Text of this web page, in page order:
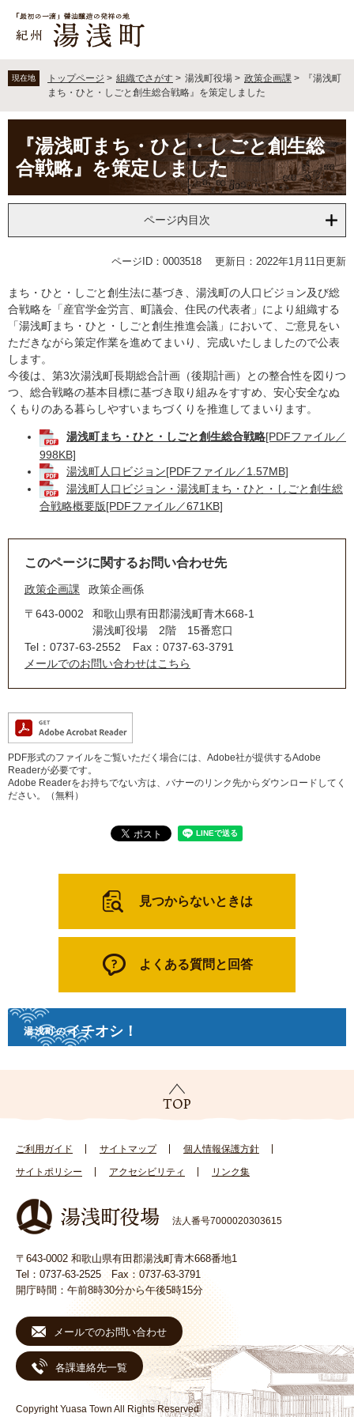
の
先
ー
を現在地 トップページ > 組織でさがす > 湯浅町役場 > 政策企画課 >
『湯浅町
まち・ひと・しごと創生総合戦略』を策定しました
『湯浅町まち・ひと・しごと創生総
合戦略』を策定しました
ページ内目次
ページID：0003518 更新日：2022年1月11日更新
まち・ひと・しごと創生法に基づき、湯浅町の人口ビジョン及び総
合戦略を「産官学金労言、町議会、住民の代表者」により組織する
「湯浅町まち・ひと・しごと創生推進会議」において、ご意見をい
ただきながら策定作業を進めてまいり、完成いたしましたので公表
します。
今後は、第3次湯浅町長期総合計画（後期計画）との整合性を図りつ
つ、総合戦略の基本目標に基づき取り組みをすすめ、安心安全なぬ
くもりのある暮らしやすいまちづくりを推進してまいります。
湯浅町まち・ひと・しごと創生総合戦略[PDFファイル／
998KB]
湯浅町人口ビジョン[PDFファイル／1.57MB]
湯浅町人口ビジョン・湯浅町まち・ひと・しごと創生総
合戦略概要版[PDFファイル／671KB]
このページに関するお問い合わせ先
政策企画課
政策企画係
〒643-0002
和歌山県有田郡湯浅町青木668-1
湯浅町役場 2階 15番窓口
Tel：0737-63-2552
Fax：0737-63-3791
メールでのお問い合わせはこちら
PDF形式のファイルをご覧いただく場合には、Adobe社が提供するAdobe
Readerが必要です。
Adobe Readerをお持ちでない方は、バナーのリンク先からダウンロードしてく
ださい。（無料）
見つからないときは
よくある質問と回答
湯浅町のイチオシ！
ご利用ガイド サイトマップ 個人情報保護方針
サイトポリシー アクセシビリティ リンク集
法人番号7000020303615
〒643-0002 和歌山県有田郡湯浅町青木668番地1
Tel：0737-63-2525 Fax：0737-63-3791
開庁時間：午前8時30分から午後5時15分
メールでのお問い合わせ
各課連絡先一覧
Copyright Yuasa Town All Rights Reserved